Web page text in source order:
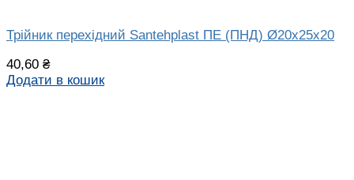
Трійник перехідний Santehplast ПЕ (ПНД) Ø20х25х20
40,60 ₴
Додати в кошик